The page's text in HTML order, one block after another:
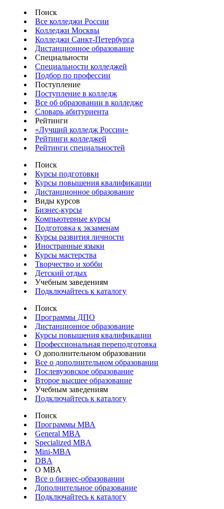
Поиск
Все колледжи России
Колледжи Москвы
Колледжи Санкт-Петербурга
Дистанционное образование
Специальности
Специальности колледжей
Подбор по профессии
Поступление
Поступление в колледж
Все об образовании в колледже
Словарь абитуриента
Рейтинги
«Лучший колледж России»
Рейтинги колледжей
Рейтинги специальностей
Поиск
Курсы подготовки
Курсы повышения квалификации
Дистанционное образование
Виды курсов
Бизнес-курсы
Компьютерные курсы
Подготовка к экзаменам
Курсы развития личности
Иностранные языки
Курсы мастерства
Творчество и хобби
Детский отдых
Учебным заведениям
Подключайтесь к каталогу
Поиск
Программы ДПО
Дистанционное образование
Курсы повышения квалификации
Профессиональная переподготовка
О дополнительном образовании
Все о дополнительном образовании
Послевузовское образование
Второе высшее образование
Учебным заведениям
Подключайтесь к каталогу
Поиск
Программы МВА
General MBA
Specialized MBA
Mini-MBA
DBA
О MBA
Все о бизнес-образовании
Дополнительное образование
Подключайтесь к каталогу